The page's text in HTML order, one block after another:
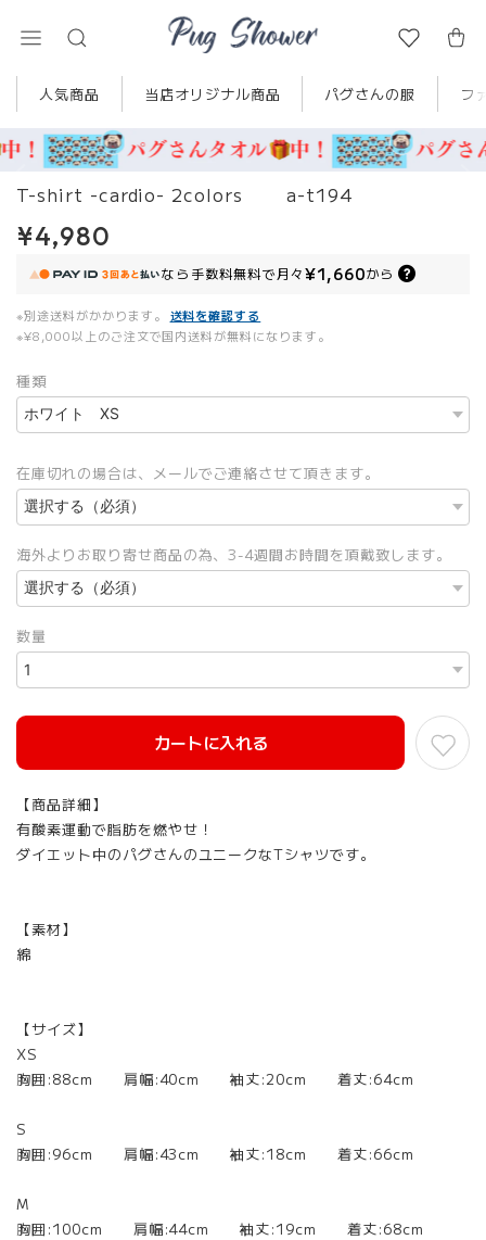
人気商品 当店オリジナル商品 パグさんの服 フ
T-shirt -cardio- 2colors a-t194
¥4,980
なら 手数料無料で月々¥1,660から
※別途送料がかかります。
送料を確認する
※¥8,000以上のご注文で国内送料が無料になります。
種類
在庫切れの場合は、メールでご連絡させて頂きます。
海外よりお取り寄せ商品の為、3-4週間お時間を頂戴致します。
数量
カートに入れる
【商品詳細】
有酸素運動で脂肪を燃やせ！
ダイエット中のパグさんのユニークなTシャツです。
【素材】
綿
【サイズ】
XS
胸囲:88cm 肩幅:40cm 袖丈:20cm 着丈:64cm
S
胸囲:96cm 肩幅:43cm 袖丈:18cm 着丈:66cm
M
胸囲:100cm 肩幅:44cm 袖丈:19cm 着丈:68cm